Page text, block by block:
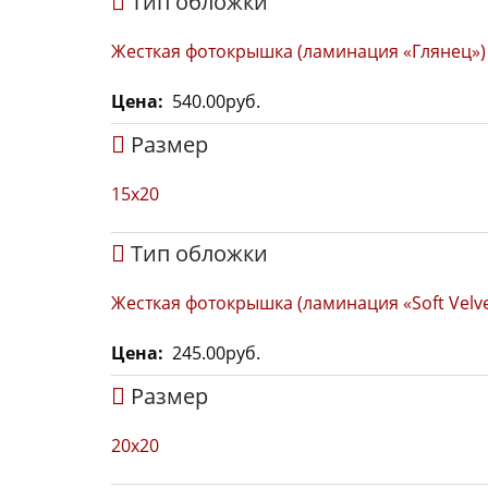
Жесткая фотокрышка (ламинация «Глянец»)
Цена 540.00руб.
Размер
15х20
Тип обложки
Жесткая фотокрышка (ламинация «Soft
Цена 245.00руб.
Размер
20x20